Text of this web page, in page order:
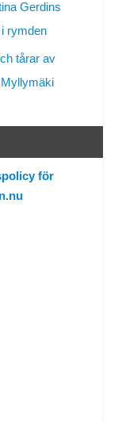
Gerdins
rymden
tårar av
för